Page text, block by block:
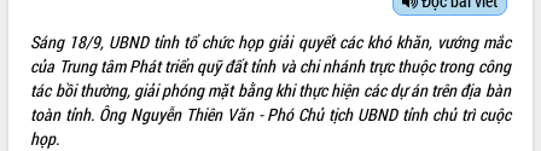
SỞ, BAN, NGÀNH
UBND CÁC XÃ, PHƯỜNG
THÔNG TIN CHỈ ĐẠO ĐIỀU HÀNH
Sáng 18/9, UBND tỉnh tổ chức họp giải quyết các khó khăn, vướng mắc
của Trung tâm Phát triển quỹ đất tỉnh và chi nhánh trực thuộc trong công
tác bồi thường, giải phóng mặt bằng khi thực hiện các dự án trên địa bàn
toàn tỉnh. Ông Nguyễn Thiên Văn - Phó Chủ tịch UBND tỉnh chủ trì cuộc
họp.